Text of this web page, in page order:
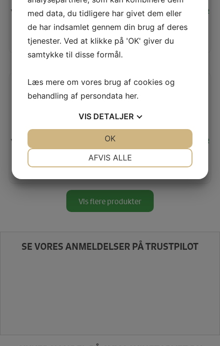
LÆS MERE
Vores pris: KR
TILFØJ TIL KURV
MINIKREA 70575, QUILTET JAKKE
Vores pris: KR
TILFØJ TIL KURV
Vis flere produkter
SE VORES ANMELDELSER PÅ TRUSTPILOT
med data, du tidligere har givet dem eller
de har indsamlet gennem din brug af deres
tjenester. Ved at klikke på 'OK' giver du
samtykke til disse formål.
Læs mere om vores brug af cookies og
behandling af persondata her.
VIS DETALJER
AFVIS ALLE
OK